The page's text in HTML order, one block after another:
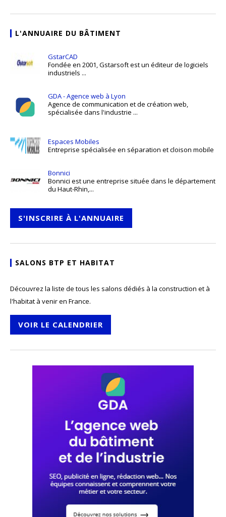
L'ANNUAIRE DU BÂTIMENT
GstarCAD
Fondée en 2001, Gstarsoft est un éditeur de logiciels
industriels ...
GDA - Agence web à Lyon
Agence de communication et de création web,
spécialisée dans l'industrie ...
Espaces Mobiles
Entreprise spécialisée en séparation et cloison mobile
Bonnici
Bonnici est une entreprise située dans le département
du Haut-Rhin,...
S'INSCRIRE À L'ANNUAIRE
SALONS BTP ET HABITAT
Découvrez la liste de tous les salons dédiés à la construction et à
l'habitat à venir en France.
VOIR LE CALENDRIER